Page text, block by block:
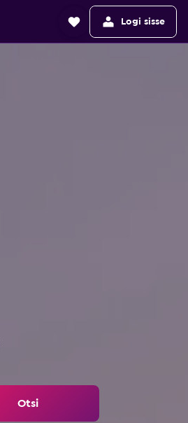
Logi sisse
Otsi